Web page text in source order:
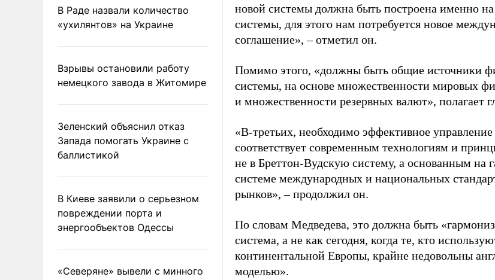
В Раде назвали количество
«ухилянтов» на Украине
Взрывы остановили работу
немецкого завода в Житомире
Зеленский объяснил отказ
Запада помогать Украине с
баллистикой
В Киеве заявили о серьезном
повреждении порта и
энергообъектов Одессы
«Северяне» вывели с минного
новой системы должна быть построена именно на
системы, для этого нам потребуется новое
соглашение», – отметил он.
Помимо этого, «должны быть общие источники
системы, на основе множественности мировых
и множественности резервных валют», полагает
«В-третьих, необходимо эффективное
соответствует современным технологиям и
не в Бреттон-Вудскую систему, а основанным на
системе международных и национальных
рынков», – продолжил он.
По словам Медведева, это должна быть
система, а не как сегодня, когда те, кто
континентальной Европы, крайне недовольны
моделью».